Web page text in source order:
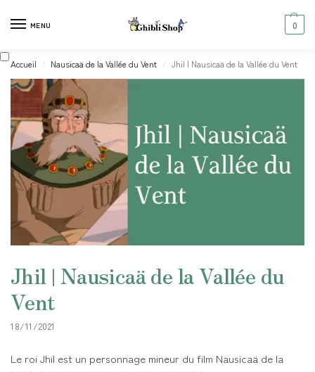
MENU 0
Accueil / Nausicaä de la Vallée du Vent / Jhil | Nausicaä de la Vallée du Vent
Jhil | Nausicaä de la Vallée du
Vent
18/11/2021
Le roi Jhil est un personnage mineur du film Nausicaä de la